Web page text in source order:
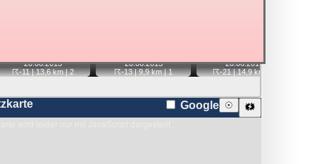
20.06.2013
☈-11| 13,6 km |2
20.06.2013
☈-13| 9,9 km |1
20.06.2013
☈-21| 14,9 km |
🗱
☉
Google